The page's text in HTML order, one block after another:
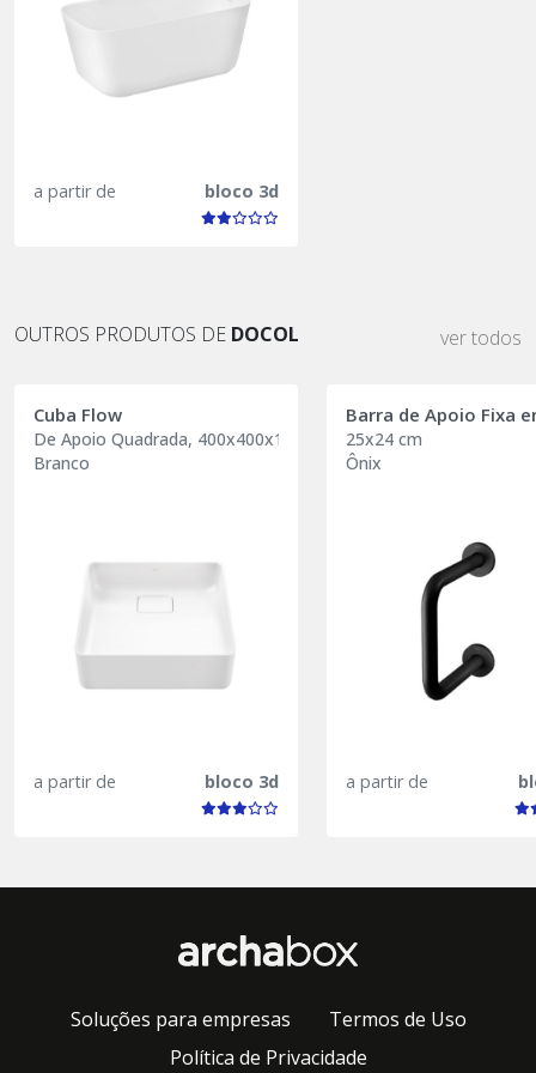
a partir de bloco 3d
OUTROS PRODUTOS DE DOCOL ver todos
Cuba Flow
De Apoio Quadrada, 400x400x125mm
Branco
a partir de bloco 3d
Barra de Apoio Fixa
25x24 cm
Ônix
a partir de
Soluções para empresas
Termos de Uso
Política de Privacidade